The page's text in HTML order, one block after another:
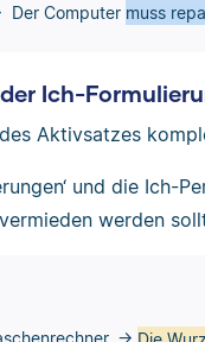
Computer muss
Ich-
des Aktivsatzes
und die Ich-
werden